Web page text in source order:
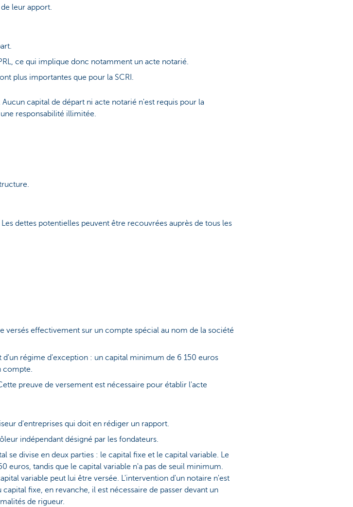
leur apport.
ce qui implique donc notamment un acte notarié.
plus importantes que pour la SCRI.
capital de départ ni acte notarié n'est requis pour la
responsabilité illimitée.
dettes potentielles peuvent être recouvrées auprès de tous les
versés effectivement sur un compte spécial au nom de la société
d'un régime d'exception : un capital minimum de 6 150 euros
compte.
preuve de versement est nécessaire pour établir l'acte
d'entreprises qui doit en rédiger un rapport.
indépendant désigné par les fondateurs.
se divise en deux parties : le capital fixe et le capital variable. Le
euros, tandis que le capital variable n'a pas de seuil minimum.
variable peut lui être versée. L'intervention d'un notaire n'est
fixe, en revanche, il est nécessaire de passer devant un
de rigueur.